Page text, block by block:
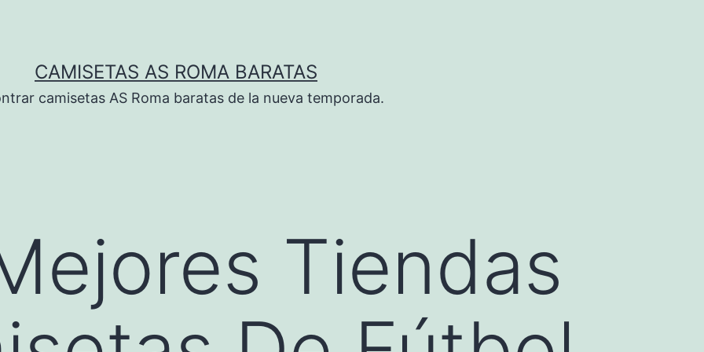
CAMISETAS AS ROMA BARATAS
camisetas AS Roma baratas de la nueva temporada.
Tiendas